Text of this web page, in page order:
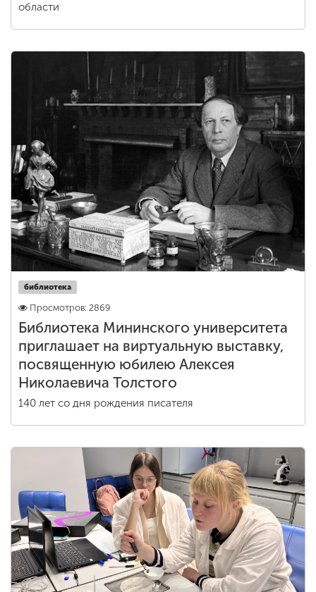
области
библиотека
Просмотров: 2869
Библиотека Мининского университета
приглашает на виртуальную выставку,
посвященную юбилею Алексея
Николаевича Толстого
140 лет со дня рождения писателя